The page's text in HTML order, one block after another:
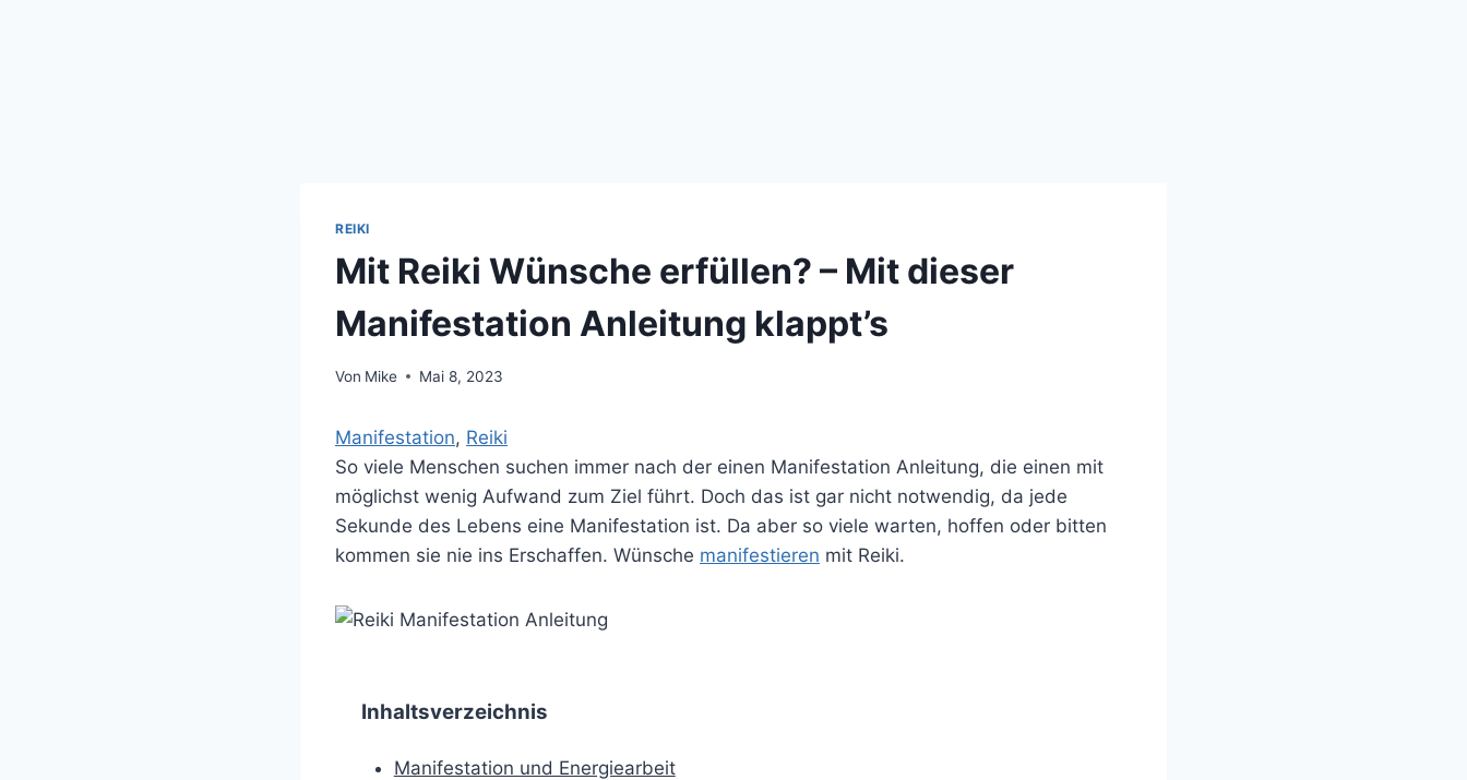
REIKI
Mit Reiki Wünsche erfüllen? – Mit dieser
Manifestation Anleitung klappt’s
Von Mike Mai 8, 2023
Manifestation, Reiki
So viele Menschen suchen immer nach der einen Manifestation Anleitung, die einen mit
möglichst wenig Aufwand zum Ziel führt. Doch das ist gar nicht notwendig, da jede
Sekunde des Lebens eine Manifestation ist. Da aber so viele warten, hoffen oder bitten
kommen sie nie ins Erschaffen. Wünsche manifestieren mit Reiki.
Inhaltsverzeichnis
Manifestation und Energiearbeit